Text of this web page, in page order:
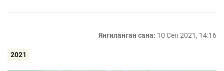
Янгиланган сана: 10 Сен 2021, 14:16
2021